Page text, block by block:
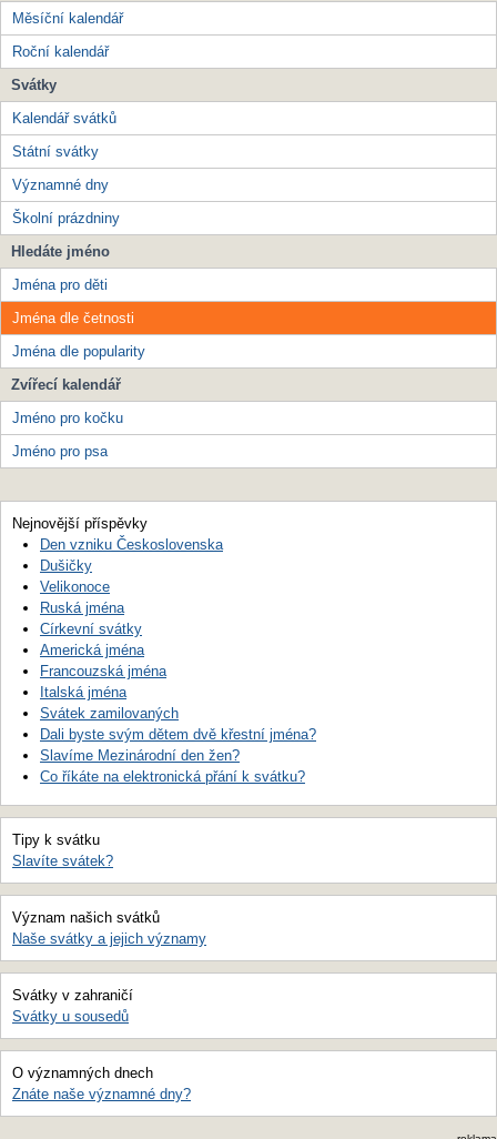
Měsíční kalendář
Roční kalendář
Svátky
Kalendář svátků
Státní svátky
Významné dny
Školní prázdniny
Hledáte jméno
Jména pro děti
Jména dle četnosti
Jména dle popularity
Zvířecí kalendář
Jméno pro kočku
Jméno pro psa
Nejnovější příspěvky
Den vzniku Československa
Dušičky
Velikonoce
Ruská jména
Církevní svátky
Americká jména
Francouzská jména
Italská jména
Svátek zamilovaných
Dali byste svým dětem dvě křestní jména?
Slavíme Mezinárodní den žen?
Co říkáte na elektronická přání k svátku?
Tipy k svátku
Slavíte svátek?
Význam našich svátků
Naše svátky a jejich významy
Svátky v zahraničí
Svátky u sousedů
O významných dnech
Znáte naše významné dny?